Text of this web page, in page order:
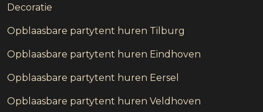
Decoratie
Opblaasbare partytent huren Tilburg
Opblaasbare partytent huren Eindhoven
Opblaasbare partytent huren Eersel
Opblaasbare partytent huren Veldhoven